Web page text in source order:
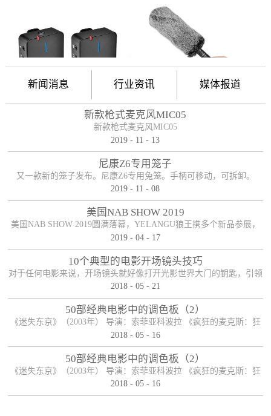
新闻消息 行业资讯 媒体报道
新款枪式麦克风MIC05
新款枪式麦克风MIC05
2019 - 11 - 13
尼康Z6专用笼子
又一款新的笼子发布。尼康Z6专用兔笼。手柄可移动，可拆卸。
2019 - 11 - 08
美国NAB SHOW 2019
美国NAB SHOW 2019圆满落幕，YELANGU狼王携多个新品参展，
参展期间新老朋友络绎不绝，收获满满！
2019 - 04 - 17
10个典型的电影开场镜头技巧
对于任何电影来说，开场镜头就好像打开光影世界大门的钥匙，引领
观众开启电影之旅。可以说，一部电影能否在一瞬间抓住观众的眼
对于导演和制作人员来说，开长镜头必然经过深思熟虑，有时候它可
以是整个电影故事的开端，有时候它也可以是整个电影故事的末尾，
启承转合，柳暗花明。下面便来说说电影开场镜头的十种典型手法。
【首尾呼应】这应该是最司空见惯也最简单粗暴...
2018 - 05 - 21
50部经典电影中的调色板（2）
《迷失东京》（2003年） 导演：索菲亚科波拉 《疯狂的麦克斯：狂
暴之路》（2015年） 导演： 乔治·米勒 《月升王国》（2012年） 导
得·潘》（1953年） 导演： 克莱德·吉诺尼米，威尔弗雷德·杰克逊，
汉密尔顿·卢斯科 ...
2018 - 05 - 16
50部经典电影中的调色板（2）
《迷失东京》（2003年） 导演：索菲亚科波拉 《疯狂的麦克斯：狂
暴之路》（2015年） 导演： 乔治·米勒 《月升王国》（2012年） 导
2018 - 05 - 16